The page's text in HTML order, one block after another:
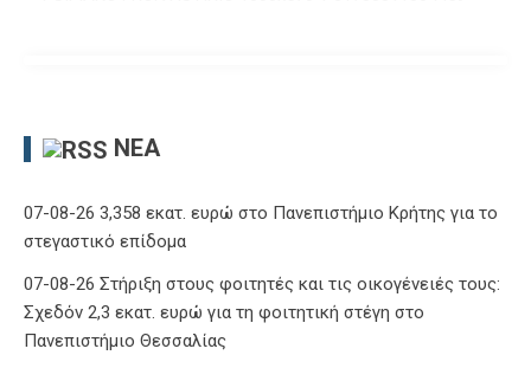
ΝΈΑ
07-08-26 3,358 εκατ. ευρώ στο Πανεπιστήμιο Κρήτης για το
στεγαστικό επίδομα
07-08-26 Στήριξη στους φοιτητές και τις οικογένειές τους:
Σχεδόν 2,3 εκατ. ευρώ για τη φοιτητική στέγη στο
Πανεπιστήμιο Θεσσαλίας